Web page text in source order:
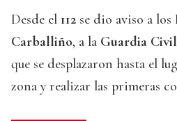
Desde el 112 se dio aviso a los
Carballiño, a la Guardia Civil
que se desplazaron hasta el
zona y realizar las primeras